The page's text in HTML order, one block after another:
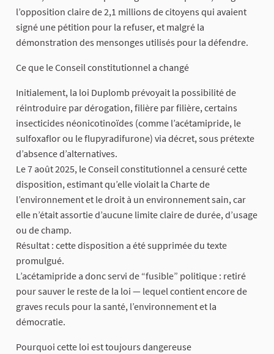
l’opposition claire de 2,1 millions de citoyens qui avaient
signé une pétition pour la refuser, et malgré la
démonstration des mensonges utilisés pour la défendre.
Ce que le Conseil constitutionnel a changé
Initialement, la loi Duplomb prévoyait la possibilité de
réintroduire par dérogation, filière par filière, certains
insecticides néonicotinoïdes (comme l’acétamipride, le
sulfoxaflor ou le flupyradifurone) via décret, sous prétexte
d’absence d’alternatives.
Le 7 août 2025, le Conseil constitutionnel a censuré cette
disposition, estimant qu’elle violait la Charte de
l’environnement et le droit à un environnement sain, car
elle n’était assortie d’aucune limite claire de durée, d’usage
ou de champ.
Résultat : cette disposition a été supprimée du texte
promulgué.
L’acétamipride a donc servi de “fusible” politique : retiré
pour sauver le reste de la loi — lequel contient encore de
graves reculs pour la santé, l’environnement et la
démocratie.
Pourquoi cette loi est toujours dangereuse